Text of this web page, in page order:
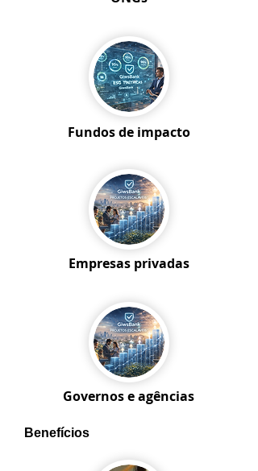
Fundos de impacto
Empresas privadas
Governos e agências
Benefícios